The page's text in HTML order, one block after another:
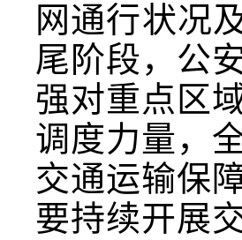
网通行状况
尾阶段，公
强对重点区
调度力量，
交通运输保
要持续开展